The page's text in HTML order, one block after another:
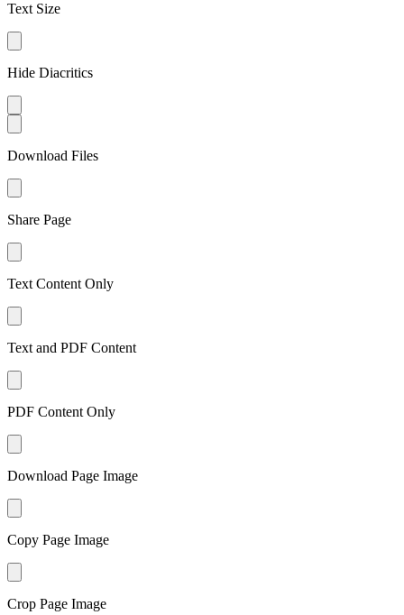
Text Size
Hide Diacritics
Download Files
Share Page
Text Content Only
Text and PDF Content
PDF Content Only
Download Page Image
Copy Page Image
Crop Page Image